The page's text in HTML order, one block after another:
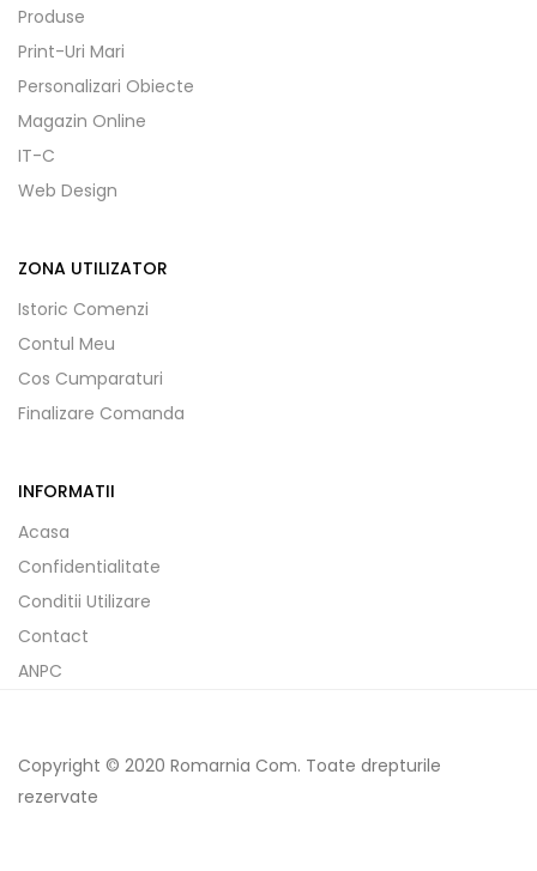
Produse
Print-Uri Mari
Personalizari Obiecte
Magazin Online
IT-C
Web Design
ZONA UTILIZATOR
Istoric Comenzi
Contul Meu
Cos Cumparaturi
Finalizare Comanda
INFORMATII
Acasa
Confidentialitate
Conditii Utilizare
Contact
ANPC
Copyright © 2020 Romarnia Com. Toate drepturile
rezervate